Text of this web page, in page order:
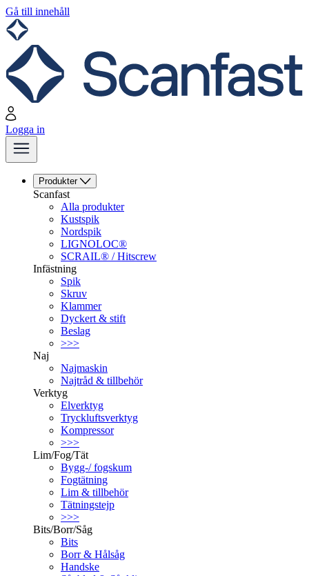
Gå till innehåll
Logga in
Produkter
Scanfast
Alla produkter
Kustspik
Nordspik
LIGNOLOC®
SCRAIL® / Hitscrew
Infästning
Spik
Skruv
Klammer
Dyckert & stift
Beslag
>>>
Naj
Najmaskin
Najtråd & tillbehör
Verktyg
Elverktyg
Tryckluftsverktyg
Kompressor
>>>
Lim/Fog/Tät
Bygg-/ fogskum
Fogtätning
Lim & tillbehör
Tätningstejp
>>>
Bits/Borr/Såg
Bits
Borr & Hålsåg
Handske